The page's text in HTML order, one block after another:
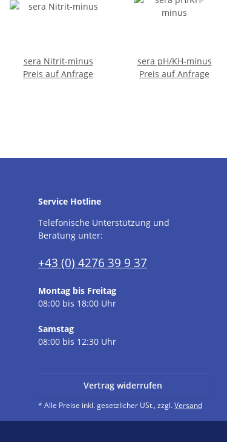
sera Nitrit-minus
Preis auf Anfrage
sera pH/KH-minus
Preis auf Anfrage
Service Hotline
Telefonische Unterstützung und
Beratung unter:
+43 (0) 4276 39 9 37
Montag bis Freitag
08:00 bis 18:00 Uhr
Samstag
08:00 bis 12:30 Uhr
Vertrag widerrufen
* Alle Preise inkl. gesetzlicher USt., zzgl.Versand